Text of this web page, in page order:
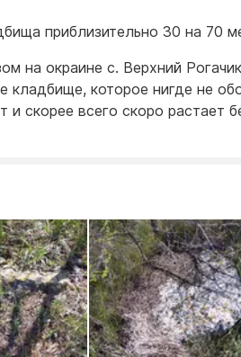
приблизительно 30 на 70
на окраине с. Верхний
кладбище, которое нигде не
и скорее всего скоро растает